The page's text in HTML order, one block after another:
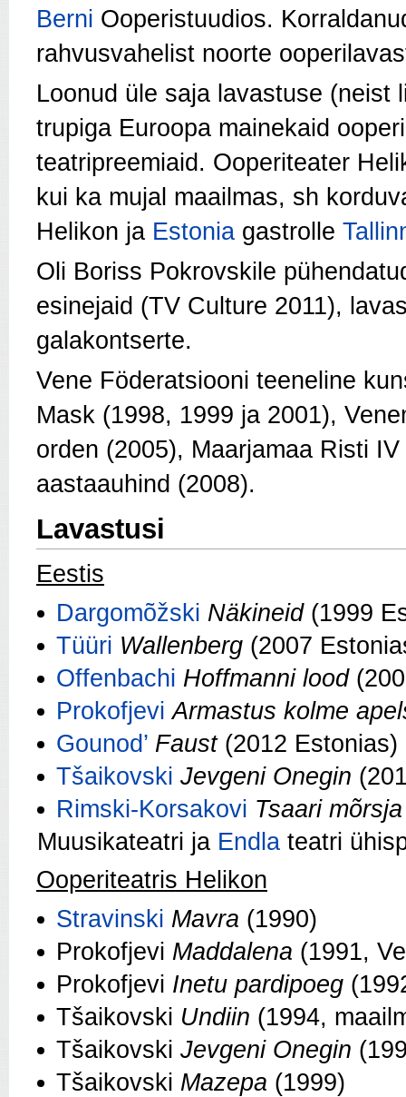
Berni Ooperistuudios.
rahvusvahelist noorte
Loonud üle saja lavastuse (neist
trupiga Euroopa mainekaid
teatripreemiaid. Ooperiteater
kui ka mujal maailmas, sh
Helikon ja Estonia gastrolle
Oli Boriss Pokrovskile
esinejaid (TV Culture 2011),
galakontserte.
Vene Föderatsiooni teeneline
Mask (1998, 1999 ja 2001),
orden (2005), Maarjamaa Risti
aastaauhind (2008).
Lavastusi
Eestis
Dargomõžski Näkineid (1999
Tüüri Wallenberg (2007
Offenbachi Hoffmanni lood
Prokofjevi Armastus kolme
Gounod’ Faust (2012 Estonias)
Tšaikovski Jevgeni Onegin
Rimski-Korsakovi Tsaari mõrsja
Muusikateatri ja Endla teatri
Ooperiteatris Helikon
Stravinski Mavra (1990)
Prokofjevi Maddalena (1991,
Prokofjevi Inetu pardipoeg
Tšaikovski Undiin (1994,
Tšaikovski Jevgeni Onegin
Tšaikovski Mazepa (1999)